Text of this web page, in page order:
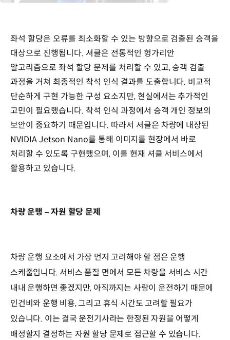
좌석 할당은 오류를 최소화할 수 있는 방향으로 검출된 승객을
대상으로 진행됩니다. 셔클은 전통적인 헝가리안
알고리즘으로 좌석 할당 문제를 처리할 수 있고, 승객 검출
과정을 거쳐 최종적인 착석 인식 결과를 도출합니다. 비교적
단순하게 구현 가능한 구성 요소지만, 현실에서는 추가적인
고민이 필요했습니다. 착석 인식 과정에서 승객 개인 정보의
보안이 중요하기 때문입니다. 따라서 셔클은 차량에 내장된
NVIDIA Jetson Nano를 통해 이미지를 현장에서 바로
처리할 수 있도록 구현했으며, 이를 현재 셔클 서비스에서
활용하고 있습니다.
차량 운행 – 자원 할당 문제
차량 운행 요소에서 가장 먼저 고려해야 할 점은 운행
스케줄입니다. 서비스 품질 면에서 모든 차량을 서비스 시간
내내 운행하면 좋겠지만, 아직까지는 사람이 운전하기 때문에
인건비와 운행 비용, 그리고 휴식 시간도 고려할 필요가
있습니다. 이는 결국 운전기사라는 한정된 자원을 어떻게
배정할지 결정하는 자원 할당 문제로 접근할 수 있습니다.